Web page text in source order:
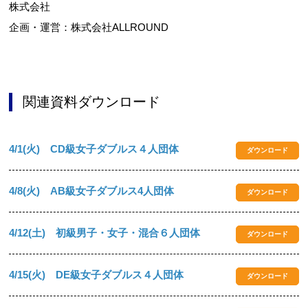
株式会社
企画・運営：株式会社ALLROUND
関連資料ダウンロード
4/1(火) CD級女子ダブルス４人団体 ダウンロード
4/8(火) AB級女子ダブルス4人団体 ダウンロード
4/12(土) 初級男子・女子・混合６人団体 ダウンロード
4/15(火) DE級女子ダブルス４人団体 ダウンロード